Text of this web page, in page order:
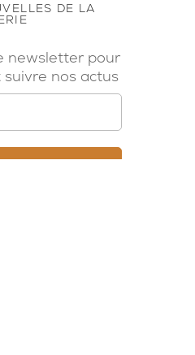
DE LA
newsletter pour
nos actus